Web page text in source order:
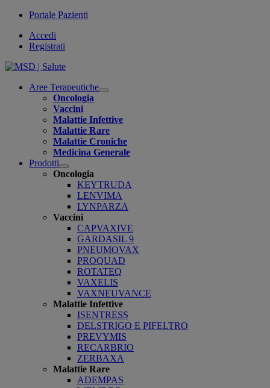
Portale Pazienti
Accedi
Registrati
Aree Terapeutiche
Open
Oncologia
Vaccini
Malattie Infettive
Malattie Rare
Malattie Croniche
Medicina Generale
Prodotti
Open
submenu
Oncologia
KEYTRUDA
LENVIMA
LYNPARZA
Vaccini
CAPVAXIVE
GARDASIL 9
PNEUMOVAX
PROQUAD
ROTATEQ
VAXELIS
VAXNEUVANCE
Malattie Infettive
ISENTRESS
DELSTRIGO E PIFELTRO
PREVYMIS
RECARBRIO
ZERBAXA
Malattie Rare
ADEMPAS